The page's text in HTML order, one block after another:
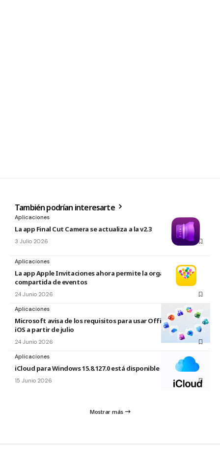
También podrían interesarte
Aplicaciones
La app Final Cut Camera se actualiza a la v2.3
3 Julio 2026
Aplicaciones
La app Apple Invitaciones ahora permite la organización
compartida de eventos
24 Junio 2026
Aplicaciones
Microsoft avisa de los requisitos para usar Office en macOS y
iOS a partir de julio
24 Junio 2026
Aplicaciones
iCloud para Windows 15.8.127.0 está disponible
15 Junio 2026
Mostrar más